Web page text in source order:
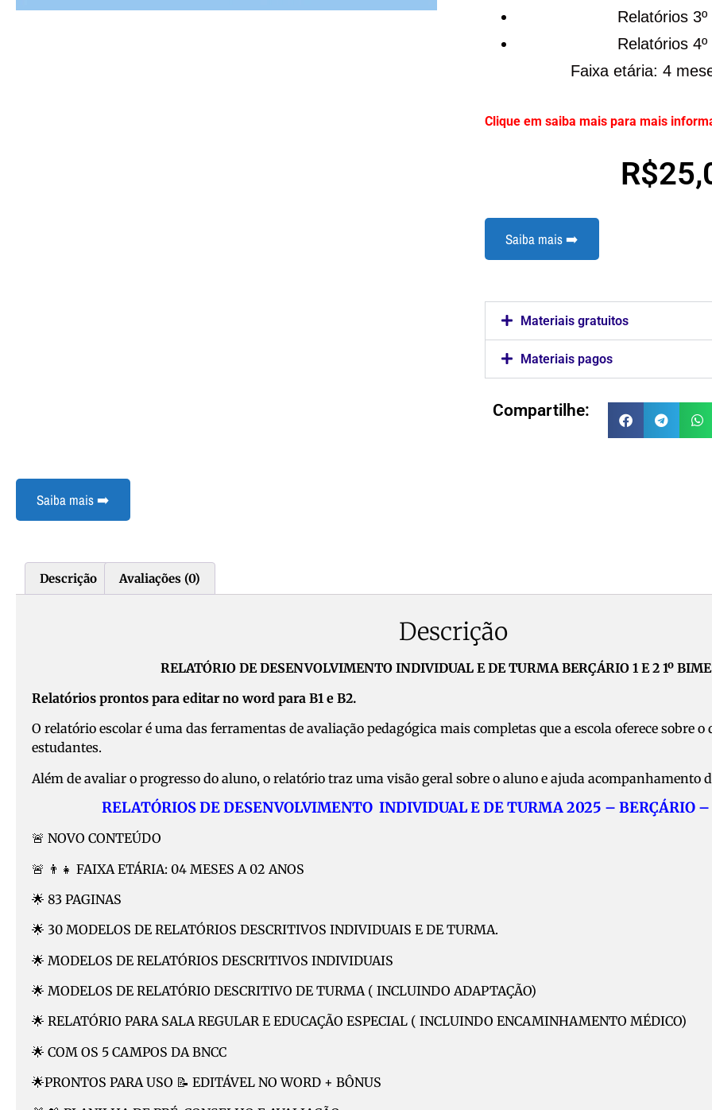
Relatórios
Relatórios
Faixa etária: 4
Clique em saiba mais para mais
R$
Saiba mais ➡️
Materiais gratuitos
Materiais pagos
Compartilhe:
Saiba mais ➡️
Descrição Avaliações (0)
Descrição
RELATÓRIO DE DESENVOLVIMENTO INDIVIDUAL E DE TURMA BERÇÁRIO 1 E 2 1º
Relatórios prontos para editar no word para B1 e B2.
O relatório escolar é uma das ferramentas de avaliação pedagógica mais completas que a escola oferece sobre o
estudantes.
Além de avaliar o progresso do aluno, o relatório traz uma visão geral sobre o aluno e ajuda acompanhamento
RELATÓRIOS DE DESENVOLVIMENTO INDIVIDUAL E DE TURMA 2025 – BERÇÁRIO –
🚨 NOVO CONTEÚDO
🚨 👨‍👧 FAIXA ETÁRIA: 04 MESES A 02 ANOS
🌟 83 PAGINAS
🌟 30 MODELOS DE RELATÓRIOS DESCRITIVOS INDIVIDUAIS E DE TURMA.
🌟 MODELOS DE RELATÓRIOS DESCRITIVOS INDIVIDUAIS
🌟 MODELOS DE RELATÓRIO DESCRITIVO DE TURMA ( INCLUINDO ADAPTAÇÃO)
🌟 RELATÓRIO PARA SALA REGULAR E EDUCAÇÃO ESPECIAL ( INCLUINDO ENCAMINHAMENTO MÉDICO)
🌟 COM OS 5 CAMPOS DA BNCC
🌟PRONTOS PARA USO 📝 EDITÁVEL NO WORD + BÔNUS